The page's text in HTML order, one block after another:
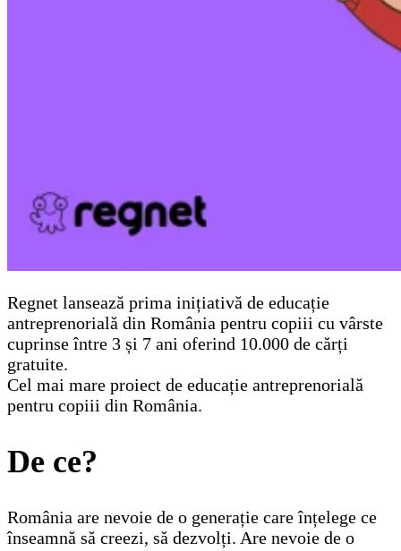
Regnet lansează prima inițiativă de educație
antreprenorială din România pentru copiii cu vârste
cuprinse între 3 și 7 ani oferind 10.000 de cărți
gratuite.
Cel mai mare proiect de educație antreprenorială
pentru copiii din România.
De ce?
România are nevoie de o generație care înțelege ce
înseamnă să creezi, să dezvolți. Are nevoie de o